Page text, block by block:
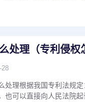
处理（专利侵权
28
处理根据我国专利法规
也可以直接向人民法院起